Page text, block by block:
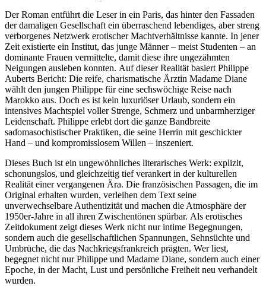
Der Roman entführt die Leser in ein Paris, das hinter den Fassaden
der damaligen Gesellschaft ein überraschend lebendiges, aber streng
verborgenes Netzwerk erotischer Machtverhältnisse kannte. In jener
Zeit existierte ein Institut, das junge Männer – meist Studenten – an
dominante Frauen vermittelte, damit diese ihre ungezähmten
Neigungen ausleben konnten. Auf dieser Realität basiert Philippe
Auberts Bericht: Die reife, charismatische Ärztin Madame Diane
wählt den jungen Philippe für eine sechswöchige Reise nach
Marokko aus. Doch es ist kein luxuriöser Urlaub, sondern ein
intensives Machtspiel voller Strenge, Schmerz und unbarmherziger
Leidenschaft. Philippe erlebt dort die ganze Bandbreite
sadomasochistischer Praktiken, die seine Herrin mit geschickter
Hand – und kompromisslosem Willen – inszeniert.
Dieses Buch ist ein ungewöhnliches literarisches Werk: explizit,
schonungslos, und gleichzeitig tief verankert in der kulturellen
Realität einer vergangenen Ära. Die französischen Passagen, die im
Original erhalten wurden, verleihen dem Text seine
unverwechselbare Authentizität und machen die Atmosphäre der
1950er-Jahre in all ihren Zwischentönen spürbar. Als erotisches
Zeitdokument zeigt dieses Werk nicht nur intime Begegnungen,
sondern auch die gesellschaftlichen Spannungen, Sehnsüchte und
Umbrüche, die das Nachkriegsfrankreich prägten. Wer liest,
begegnet nicht nur Philippe und Madame Diane, sondern auch einer
Epoche, in der Macht, Lust und persönliche Freiheit neu verhandelt
wurden.